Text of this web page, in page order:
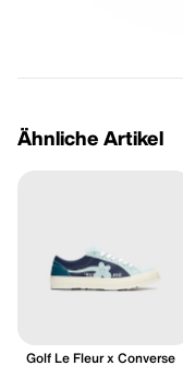
Ähnliche Artikel
Golf Le Fleur x Converse